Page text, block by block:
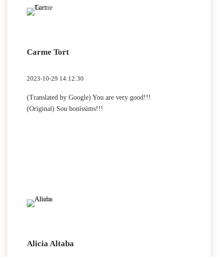
Halloween organitzat per Plus Arts. Han hagut
diverses activitats: tallers de manualitats, pintacares,
organitzades. També parlar de la gestió i dels
Carme Tort
2023-10-29 14:12:30
(Translated by Google) You are very good!!!
(Original) Sou boníssims!!!
Alicia Altaba